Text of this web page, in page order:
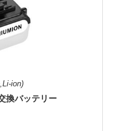
ion)
換バッテリー